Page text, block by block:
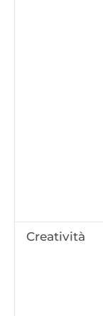
Creatività